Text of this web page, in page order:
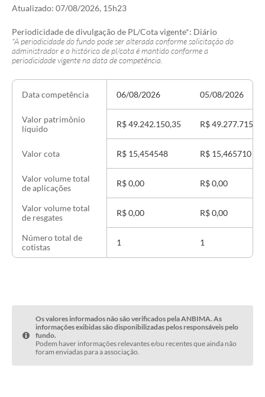
Atualizado: 07/08/2026, 15h23
Periodicidade de divulgação de PL/Cota vigente*: Diário
*A periodicidade do fundo pode ser alterada conforme solicitação do
administrador e o histórico de pl/cota é mantido conforme a
periodicidade vigente na data de competência.
Data competência
Valor patrimônio
líquido
Valor cota
Valor volume total
de aplicações
Valor volume total
de resgates
Número total de
cotistas
06/08/2026
R$ 49.242.150,35
R$ 15,454548
R$ 0,00
R$ 0,00
1
05/08/2026
R$ 49.277.715,12
R$ 15,465710
R$ 0,00
R$ 0,00
1
Os valores informados não são verificados pela ANBIMA. As
informações exibidas são disponibilizadas pelos responsáveis pelo
fundo.
Podem haver informações relevantes e/ou recentes que ainda não
foram enviadas para a associação.